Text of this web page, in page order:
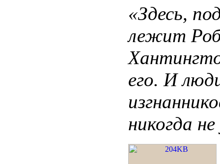
«Здесь,
лежит
его. И
никогда